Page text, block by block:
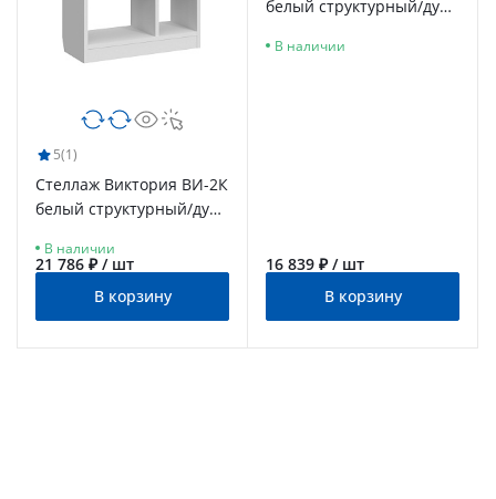
5(1)
Стеллаж Виктория ВИ-2К
белый структурный/дуб
В наличии
21 786 ₽ / шт
В корзину
белый структурный/дуб
В наличии
16 839 ₽ / шт
В корзину